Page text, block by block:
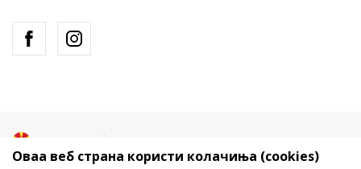
Оваа веб страна користи колачиња (cookies)